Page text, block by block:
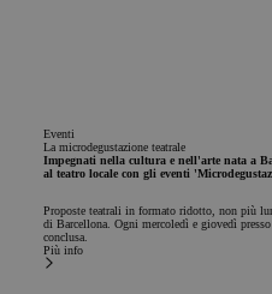
Eventi
La microdegustazione teatrale
Impegnati nella cultura e nell'arte nata a
al teatro locale con gli eventi
Proposte teatrali in formato ridotto, non più
di Barcellona. Ogni mercoledì e giovedì
conclusa.
Più info